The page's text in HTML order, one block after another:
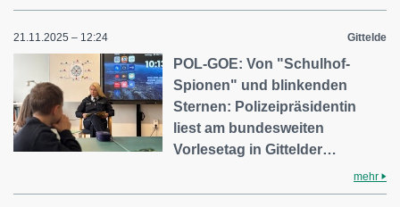
21.11.2025 – 12:24 Gittelde
POL-GOE: Von "Schulhof-
Spionen" und blinkenden
Sternen: Polizeipräsidentin
liest am bundesweiten
Vorlesetag in Gittelder…
mehr